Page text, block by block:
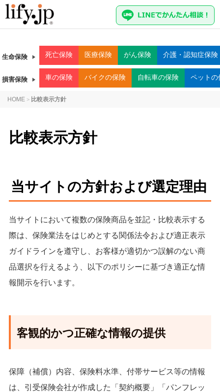
生命保険 死亡保険 医療保険 がん保険 介護・認知症保険
損害保険 車の保険 バイクの保険 自転車の保険 ペットの
HOME > 比較表示方針
比較表示方針
当サイトの方針および選定理由
当サイトにおいて複数の保険商品を並記・比較表示する
際は、保険業法をはじめとする関係法令および適正表示
ガイドラインを遵守し、お客様が適切かつ誤解のない商
品選択を行えるよう、以下のポリシーに基づき適正な情
報開示を行います。
客観的かつ正確な情報の提供
保障（補償）内容、保険料水準、付帯サービス等の情報
は、引受保険会社が作成した「契約概要」「パンフレッ